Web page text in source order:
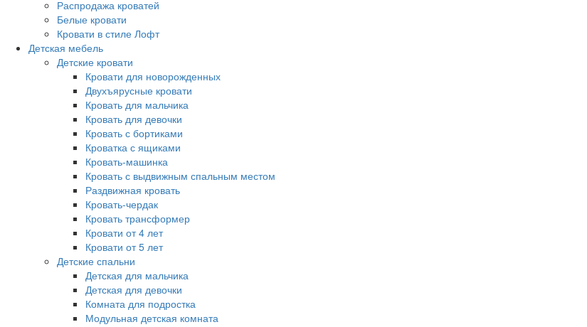
Распродажа кроватей
Белые кровати
Кровати в стиле Лофт
Детская мебель
Детские кровати
Кровати для новорожденных
Двухъярусные кровати
Кровать для мальчика
Кровать для девочки
Кровать с бортиками
Кроватка с ящиками
Кровать-машинка
Кровать с выдвижным спальным местом
Раздвижная кровать
Кровать-чердак
Кровать трансформер
Кровати от 4 лет
Кровати от 5 лет
Детские спальни
Детская для мальчика
Детская для девочки
Комната для подростка
Модульная детская комната